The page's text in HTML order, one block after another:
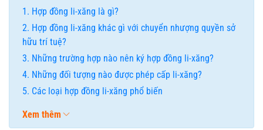
Hợp đồng li-xăng là gì?
Hợp đồng li-xăng khác gì với chuyển nhượng quyền sở
hữu trí tuệ?
Những trường hợp nào nên ký hợp đồng li-xăng?
Những đối tượng nào được phép cấp li-xăng?
Các loại hợp đồng li-xăng phổ biến
Xem thêm